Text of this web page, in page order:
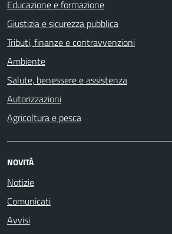
Educazione e formazione
Giustizia e sicurezza pubblica
Tributi, finanze e contravvenzioni
Ambiente
Salute, benessere e assistenza
Autorizzazioni
Agricoltura e pesca
NOVITÀ
Notizie
Comunicati
Avvisi